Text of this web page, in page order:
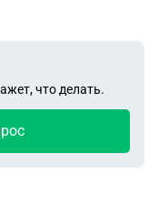
что делать.